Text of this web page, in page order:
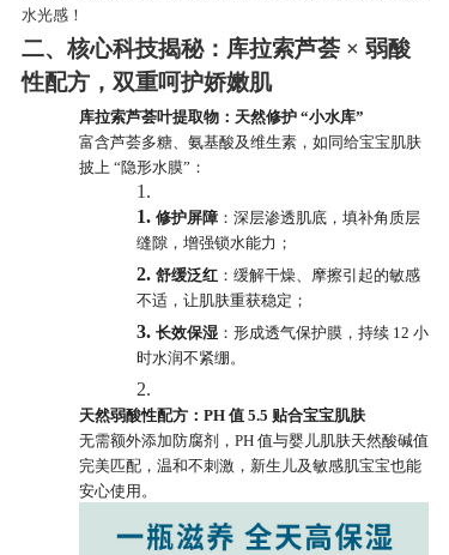
水光感！
二、核心科技揭秘：库拉索芦荟 × 弱酸
性配方，双重呵护娇嫩肌
库拉索芦荟叶提取物：天然修护 “小水库”
富含芦荟多糖、氨基酸及维生素，如同给宝宝肌肤
披上 “隐形水膜”：
1.
1. 修护屏障：深层渗透肌底，填补角质层
缝隙，增强锁水能力；
2. 舒缓泛红：缓解干燥、摩擦引起的敏感
不适，让肌肤重获稳定；
3. 长效保湿：形成透气保护膜，持续 12 小
时水润不紧绷。
2.
天然弱酸性配方：PH 值 5.5 贴合宝宝肌肤
无需额外添加防腐剂，PH 值与婴儿肌肤天然酸碱值
完美匹配，温和不刺激，新生儿及敏感肌宝宝也能
安心使用。